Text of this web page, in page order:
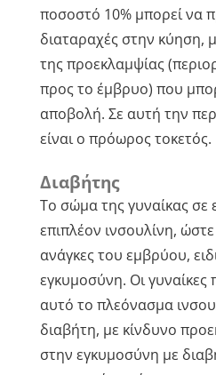
ποσοστό 10% μπορεί να
διαταραχές στην κύηση,
της προεκλαμψίας
προς το έμβρυο) που
αποβολή. Σε αυτή την
είναι ο πρόωρος τοκετός.
Διαβήτης
Το σώμα της γυναίκας σε
επιπλέον ινσουλίνη,
ανάγκες του εμβρύου,
εγκυμοσύνη. Οι
αυτό το πλεόνασμα
διαβήτη, με κίνδυνο
στην εγκυμοσύνη με